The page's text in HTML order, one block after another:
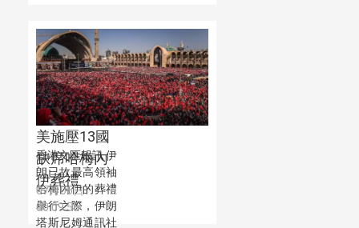
落？美軍
飛行員稱
伊朗或掌
握先進無
人機技術
美施壓13國
缺席哈梅內
伊葬禮
香港文匯報訊 伊
朗已故最高領袖
哈梅內伊的葬禮
舉行之際，伊朗
塔斯尼姆通訊社
07月06日
00:09:55